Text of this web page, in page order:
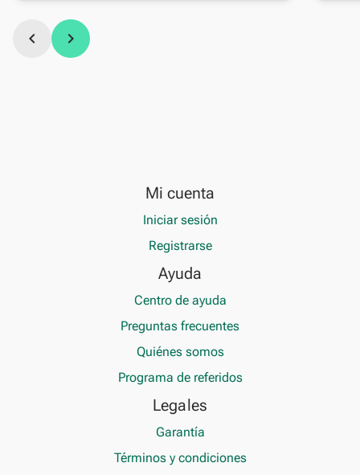
chevron_left chevron_right
Mi cuenta
Iniciar sesión
Registrarse
Ayuda
Centro de ayuda
Preguntas frecuentes
Quiénes somos
Programa de referidos
Legales
Garantía
Términos y condiciones